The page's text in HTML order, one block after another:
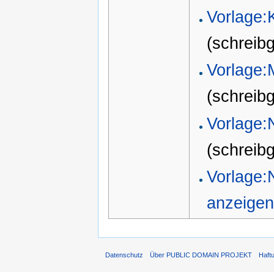
anzeigen
Datenschutz Über PUBLIC DOMAIN PROJEKT